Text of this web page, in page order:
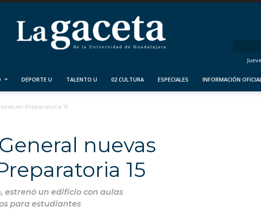
DEPORTE U TALENTO U 02 CULTURA ESPECIALES INFORMACIÓN OFICIAL
en Preparatoria 15
nuevas
15
estrenó un edificio con aulas
para estudiantes